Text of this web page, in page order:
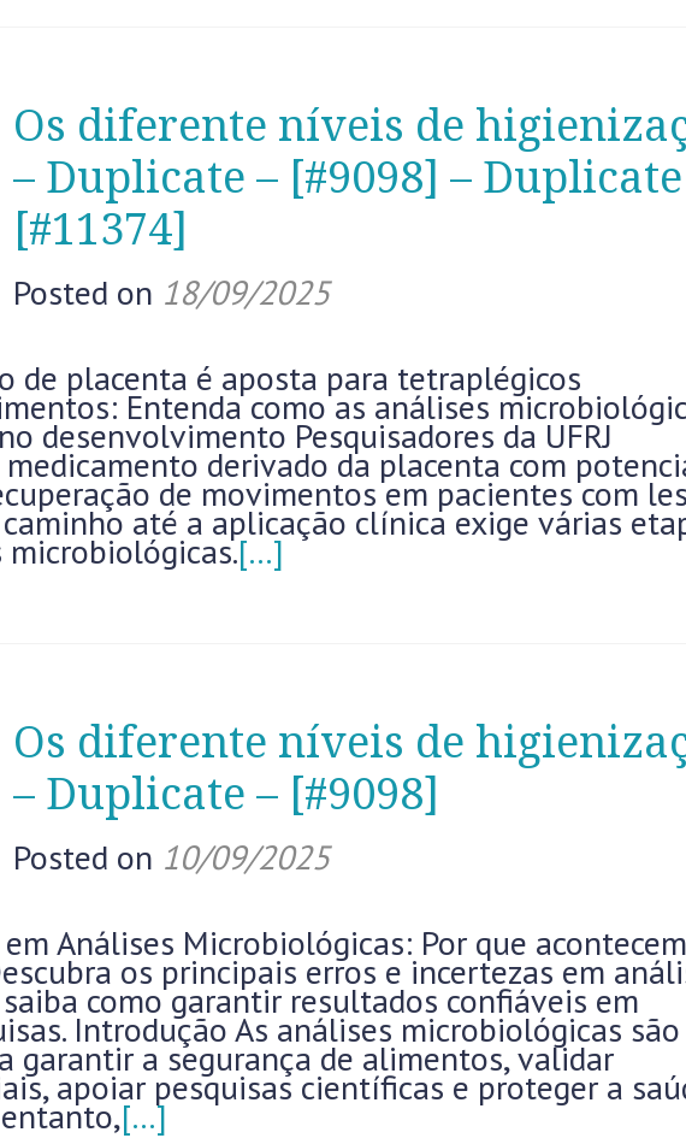
Os diferente níveis de
– Duplicate – [#9098] –
[#11374]
Posted on 18/09/2025
de placenta é aposta para tetraplégicos
Entenda como as análises
desenvolvimento Pesquisadores da UFRJ
derivado da placenta com
de movimentos em pacientes com
caminho até a aplicação clínica exige várias
[…]
Os diferente níveis de
– Duplicate – [#9098]
Posted on 10/09/2025
Análises Microbiológicas: Por que
os principais erros e incertezas em
como garantir resultados confiáveis em
Introdução As análises microbiológicas são
garantir a segurança de alimentos, validar
apoiar pesquisas científicas e proteger a
[…]